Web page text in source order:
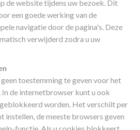
de website tijdens uw bezoek. Dit
een goede werking van de
navigatie door de pagina's. Deze
verwijderd zodra u uw
toestemming te geven voor het
In de internetbrowser kunt u ook
worden. Het verschilt per
instellen, de meeste browsers geven